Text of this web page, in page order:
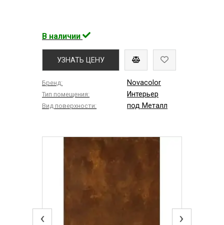
В наличии
УЗНАТЬ ЦЕНУ
Бренд: Novacolor
Тип помещения: Интерьер
Вид поверхности: под Металл
‹ ›